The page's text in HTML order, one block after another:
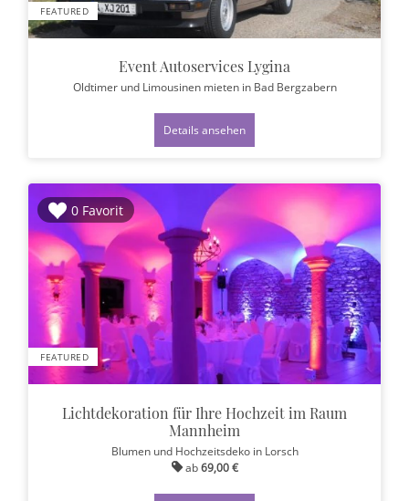
FEATURED
Event Autoservices Lygina
Oldtimer und Limousinen mieten in Bad Bergzabern
Details ansehen
0 Favorit
FEATURED
Lichtdekoration für Ihre Hochzeit im Raum
Mannheim
Blumen und Hochzeitsdeko in Lorsch
ab69,00 €